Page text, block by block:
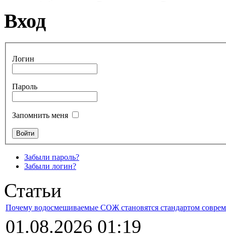
Вход
Логин
Пароль
Запомнить меня
Забыли пароль?
Забыли логин?
Статьи
Почему водосмешиваемые СОЖ становятся стандартом
01.08.2026 01:19